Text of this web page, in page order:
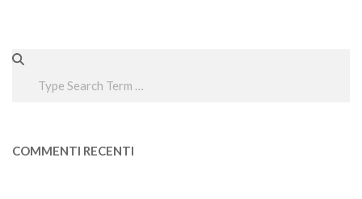
Search
COMMENTI RECENTI